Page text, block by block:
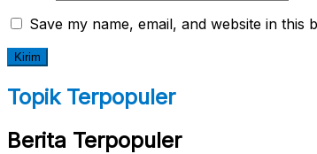
Save my name, email, and website in
Topik Terpopuler
Berita Terpopuler